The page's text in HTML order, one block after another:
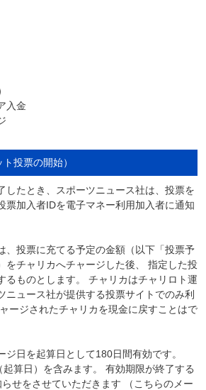
入金
投票の開始）
したとき、スポーツニュース社は、投票を
票加入者IDを電子マネー利用加入者に通知
、投票に充てる予定の金額（以下「投票予
をチャリカへチャージした後、 指定した投
るものとします。 チャリカはチャリロト運
ニュース社が提供する投票サイトでのみ利
ージされたチャリカを現金に戻すことはで
ジ日を起算日として180日間有効です。
算日）を含みます。 有効期限が終了する
せをさせていただきます （こちらのメー